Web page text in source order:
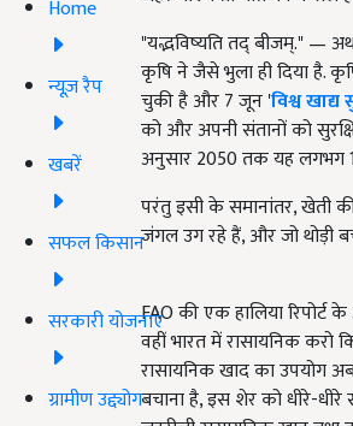
Home
न्यूज़ रैप
खबरें
सफल किसान
सरकारी योजनाएं
ग्रामीण उद्द्योग
"यद्भविष्यति तद् बीजम्." —
कृषि ने जैसे भुला ही दिया है.
चुकी है और 7 जून 'विश्व खाद्य
को और अपनी संतानों को
अनुसार 2050 तक यह लगभग
परंतु इसी के समानांतर, खेती
जंगल उग रहे हैं, और जो थोड़ी
FAO की एक हालिया रिपोर्ट
वहीं भारत में रासायनिक
रासायनिक खाद का उपयोग
बचाना है, इस शेर को धीरे-धीरे